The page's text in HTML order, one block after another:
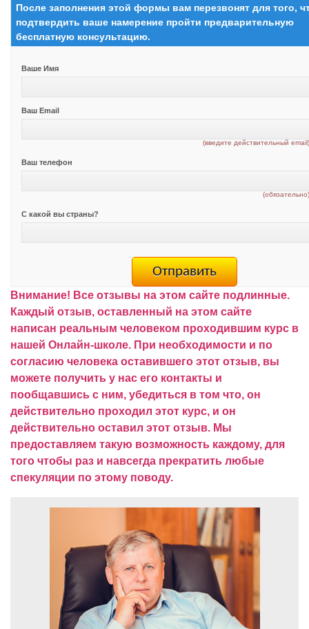
После заполнения этой формы вам перезвонят для того,
подтвердить ваше намерение пройти предварительную
бесплатную консультацию.
Ваше Имя
Ваш Email
(введите действительный
Ваш телефон
С какой вы страны?
Внимание! Все отзывы на этом сайте подлинные.
Каждый отзыв, оставленный на этом сайте
написан реальным человеком проходившим курс в
нашей Онлайн-школе. При необходимости и по
согласию человека оставившего этот отзыв, вы
можете получить у нас его контакты и
пообщавшись с ним, убедиться в том что, он
действительно проходил этот курс, и он
действительно оставил этот отзыв. Мы
предоставляем такую возможность каждому, для
того чтобы раз и навсегда прекратить любые
спекуляции по этому поводу.